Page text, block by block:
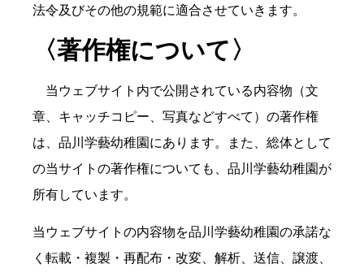
法令及びその他の規範に適合させていきます。
〈著作権について〉
当ウェブサイト内で公開されている内容物（文
章、キャッチコピー、写真などすべて）の著作権
は、品川学藝幼稚園にあります。また、総体として
の当サイトの著作権についても、品川学藝幼稚園が
所有しています。
当ウェブサイトの内容物を品川学藝幼稚園の承諾な
く転載・複製・再配布・改変、解析、送信、譲渡、